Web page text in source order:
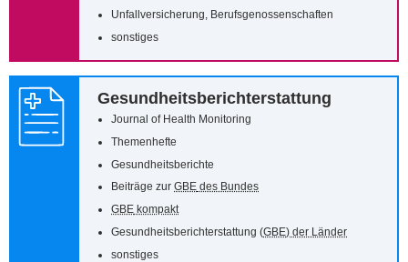
Unfallversicherung, Berufsgenossenschaften
sonstiges
Gesundheitsberichterstattung
Journal of Health Monitoring
Themenhefte
Gesundheitsberichte
Beiträge zur GBE des Bundes
GBE kompakt
Gesundheitsberichterstattung (GBE) der Länder
sonstiges